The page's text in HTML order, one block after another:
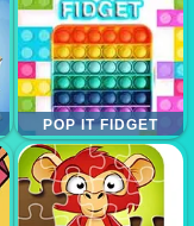
POP IT FIDGET